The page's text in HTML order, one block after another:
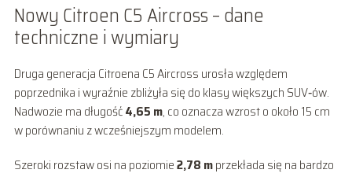
Nowy Citroen C5 Aircross – dane
techniczne i wymiary
Druga generacja Citroena C5 Aircross urosła względem
poprzednika i wyraźnie zbliżyła się do klasy większych SUV‑ów.
Nadwozie ma długość4,65 m, co oznacza wzrost o około 15 cm
w porównaniu z wcześniejszym modelem.
Szeroki rozstaw osi na poziomie2,78 mprzekłada się na bardzo